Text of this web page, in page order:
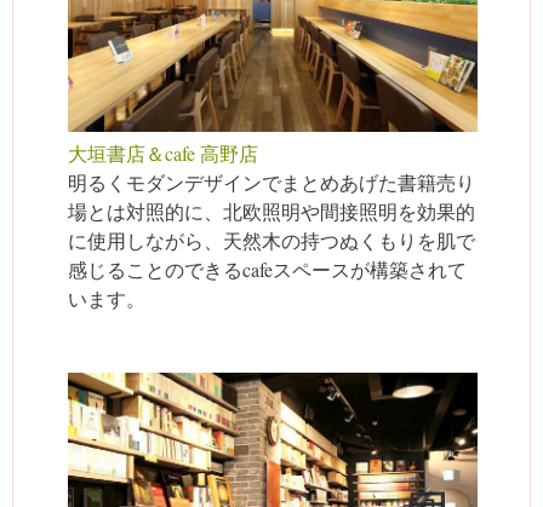
大垣書店＆cafe 高野店
明るくモダンデザインでまとめあげた書籍売り
場とは対照的に、北欧照明や間接照明を効果的
に使用しながら、天然木の持つぬくもりを肌で
感じることのできるcafeスペースが構築されて
います。